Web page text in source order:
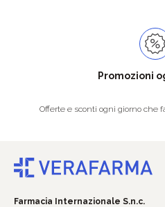
Promozioni
Offerte e sconti ogni giorno che
Farmacia Internazionale S.n.c.